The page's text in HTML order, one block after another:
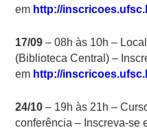
em http://
17/09 – 08h às 10h –
(Biblioteca Central) –
em http://
24/10 – 19h às 21h –
conferência – Inscreva-se